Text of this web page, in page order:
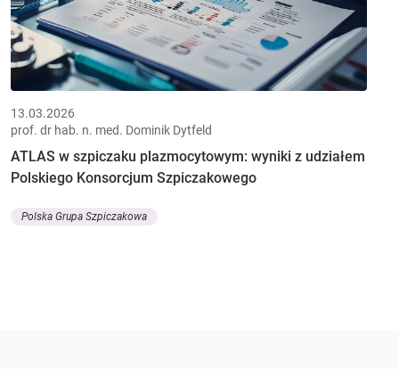
13.03.2026
prof. dr hab. n. med. Dominik Dytfeld
ATLAS w szpiczaku plazmocytowym: wyniki z udziałem
Polskiego Konsorcjum Szpiczakowego
Polska Grupa Szpiczakowa